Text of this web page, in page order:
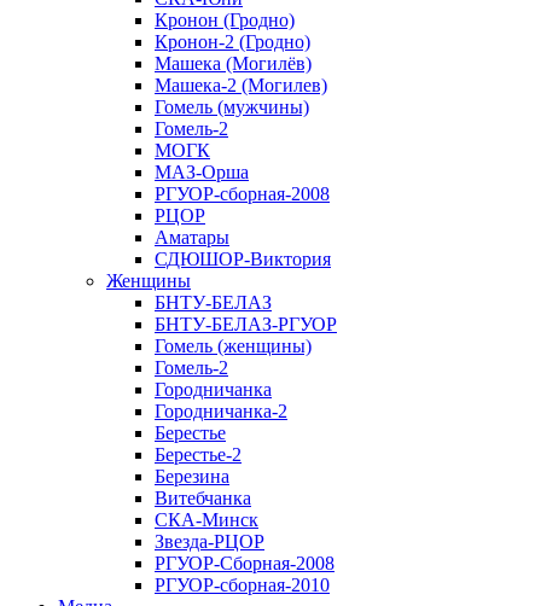
Кронон (Гродно)
Кронон-2 (Гродно)
Машека (Могилёв)
Машека-2 (Могилев)
Гомель (мужчины)
Гомель-2
МОГК
МАЗ-Орша
РГУОР-сборная-2008
РЦОР
Аматары
СДЮШОР-Виктория
Женщины
БНТУ-БЕЛАЗ
БНТУ-БЕЛАЗ-РГУОР
Гомель (женщины)
Гомель-2
Городничанка
Городничанка-2
Берестье
Берестье-2
Березина
Витебчанка
СКА-Минск
Звезда-РЦОР
РГУОР-Сборная-2008
РГУОР-сборная-2010